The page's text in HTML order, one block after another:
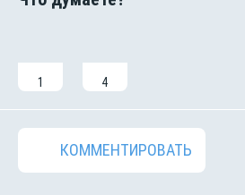
1 4
КОММЕНТИРОВАТЬ